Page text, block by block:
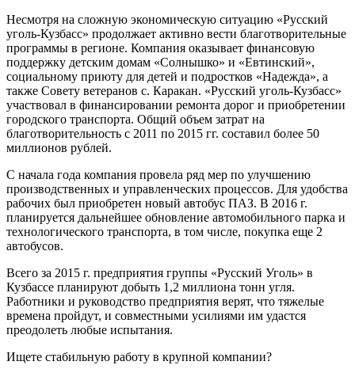
Несмотря на сложную экономическую ситуацию «Русский
уголь-Кузбасс» продолжает активно вести благотворительные
программы в регионе. Компания оказывает финансовую
поддержку детским домам «Солнышко» и «Евтинский»,
социальному приюту для детей и подростков «Надежда», а
также Совету ветеранов с. Каракан. «Русский уголь-Кузбасс»
участвовал в финансировании ремонта дорог и приобретении
городского транспорта. Общий объем затрат на
благотворительность с 2011 по 2015 гг. составил более 50
миллионов рублей.
С начала года компания провела ряд мер по улучшению
производственных и управленческих процессов. Для удобства
рабочих был приобретен новый автобус ПАЗ. В 2016 г.
планируется дальнейшее обновление автомобильного парка и
технологического транспорта, в том числе, покупка еще 2
автобусов.
Всего за 2015 г. предприятия группы «Русский Уголь» в
Кузбассе планируют добыть 1,2 миллиона тонн угля.
Работники и руководство предприятия верят, что тяжелые
времена пройдут, и совместными усилиями им удастся
преодолеть любые испытания.
Ищете стабильную работу в крупной компании?